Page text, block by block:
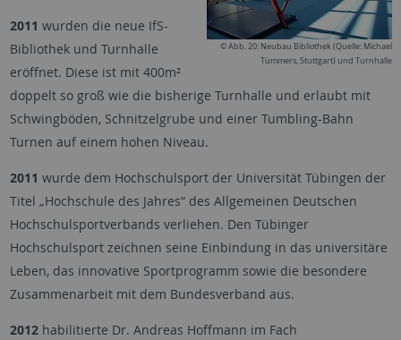
© Abb. 20: Neubau Bibliothek (Quelle: Michael
Tümmers, Stuttgart) und Turnhalle
2011 wurden die neue IfS-
Bibliothek und Turnhalle
eröffnet. Diese ist mit 400m²
doppelt so groß wie die bisherige Turnhalle und erlaubt mit
Schwingböden, Schnitzelgrube und einer Tumbling-Bahn
Turnen auf einem hohen Niveau.
2011 wurde dem Hochschulsport der Universität Tübingen der
Titel „Hochschule des Jahres“ des Allgemeinen Deutschen
Hochschulsportverbands verliehen. Den Tübinger
Hochschulsport zeichnen seine Einbindung in das universitäre
Leben, das innovative Sportprogramm sowie die besondere
Zusammenarbeit mit dem Bundesverband aus.
2012 habilitierte Dr. Andreas Hoffmann im Fach